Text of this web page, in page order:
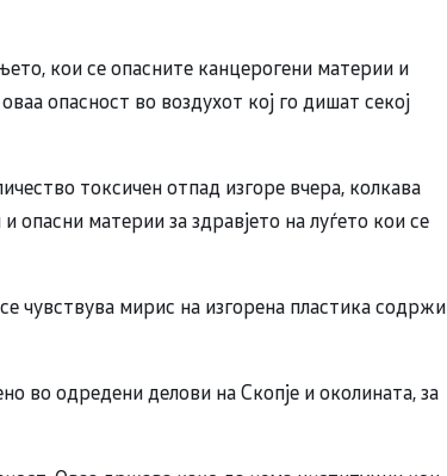
кои се опасните канцерогени материи и
опасност во воздухот кој го дишат секој
токсичен отпад изгоре вчера, колкава
материи за здравјето на луѓето кои се
чувствува мирис на изгорена пластика содржи
во одредени делови на Скопје и околината, за